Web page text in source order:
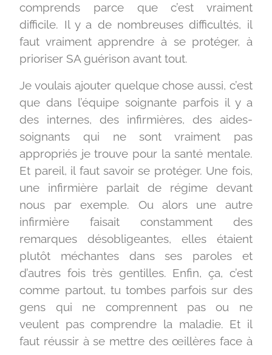
comprends parce que c’est vraiment
difficile. Il y a de nombreuses difficultés, il
faut vraiment apprendre à se protéger, à
prioriser SA guérison avant tout.
Je voulais ajouter quelque chose aussi, c’est
que dans l’équipe soignante parfois il y a
des internes, des infirmières, des aides-
soignants qui ne sont vraiment pas
appropriés je trouve pour la santé mentale.
Et pareil, il faut savoir se protéger. Une fois,
une infirmière parlait de régime devant
nous par exemple. Ou alors une autre
infirmière faisait constamment des
remarques désobligeantes, elles étaient
plutôt méchantes dans ses paroles et
d’autres fois très gentilles. Enfin, ça, c’est
comme partout, tu tombes parfois sur des
gens qui ne comprennent pas ou ne
veulent pas comprendre la maladie. Et il
faut réussir à se mettre des œillères face à